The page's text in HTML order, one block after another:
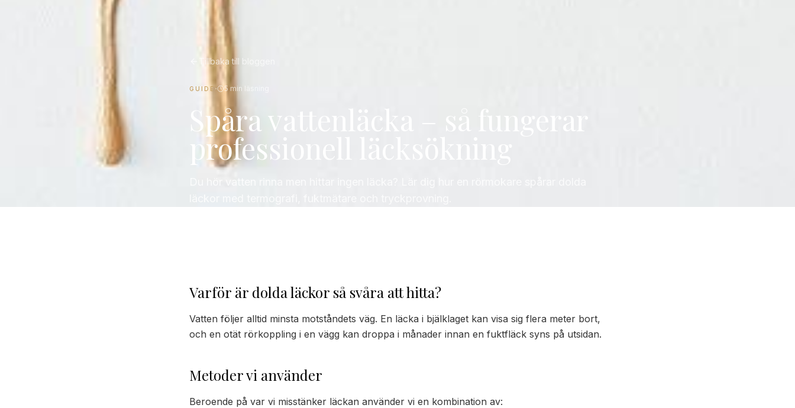
Tillbaka till bloggen
GUIDE · 5 min läsning
Spåra vattenläcka – så fungerar
professionell läcksökning
Varför är dolda läckor så svåra att hitta?
Vatten följer alltid minsta motståndets väg. En läcka i bjälklaget kan visa sig flera meter bort,
och en otät rörkoppling i en vägg kan droppa i månader innan en fuktfläck syns på utsidan.
Metoder vi använder
Beroende på var vi misstänker läckan använder vi en kombination av: